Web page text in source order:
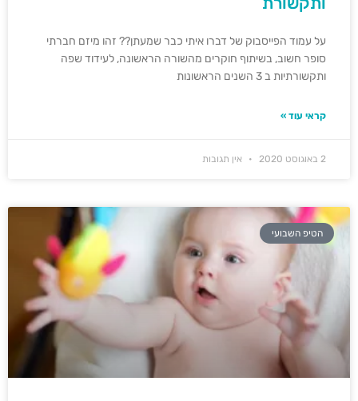
על עמוד הפייסבוק של דברו איתי כבר שמעתן?? זהו מיזם חברתי
סופר חשוב, בשיתוף חוקרים מהשורה הראשונה, לעידוד שפה
ותקשורתיות ב 3 השנים הראשונות
קראי עוד »
2 באוגוסט 2020 אין תגובות
הטיפ השבועי